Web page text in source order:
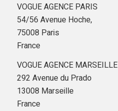
VOGUE AGENCE PARIS
54/56 Avenue Hoche,
75008 Paris
France
VOGUE AGENCE MARSEILLE
292 Avenue du Prado
13008 Marseille
France